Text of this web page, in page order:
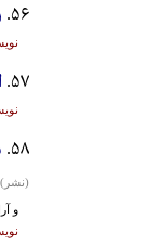
۵۶.
۵۷.
۵۸.
(نشر)
و